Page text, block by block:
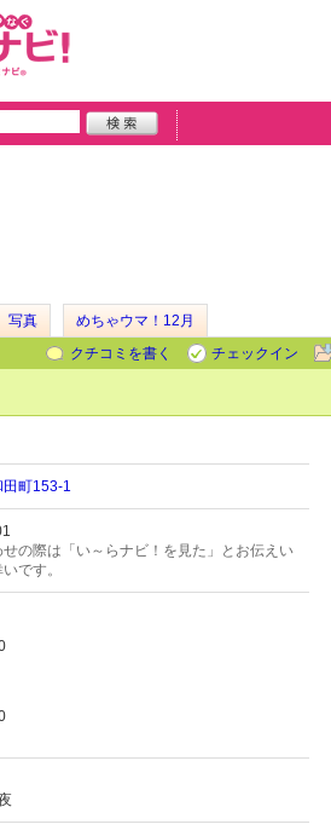
写真
めちゃウマ！12月
クチコミを書く
チェックイン
田町153-1
の際は「い～らナビ！を見た」とお伝えい
です。